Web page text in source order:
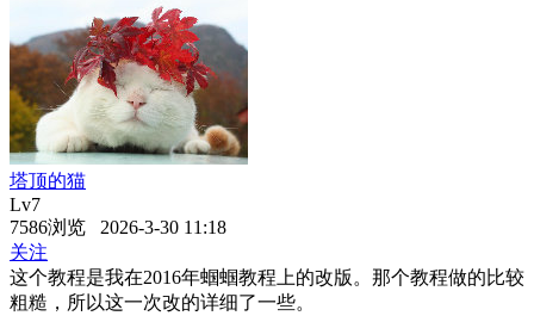
塔顶的猫
Lv7
7586浏览 2026-3-30 11:18
关注
这个教程是我在2016年蝈蝈教程上的改版。那个教程做的比较
粗糙，所以这一次改的详细了一些。